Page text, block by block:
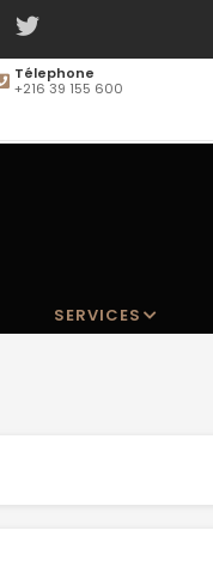
Télephone
+216 39 155 600
SERVICES